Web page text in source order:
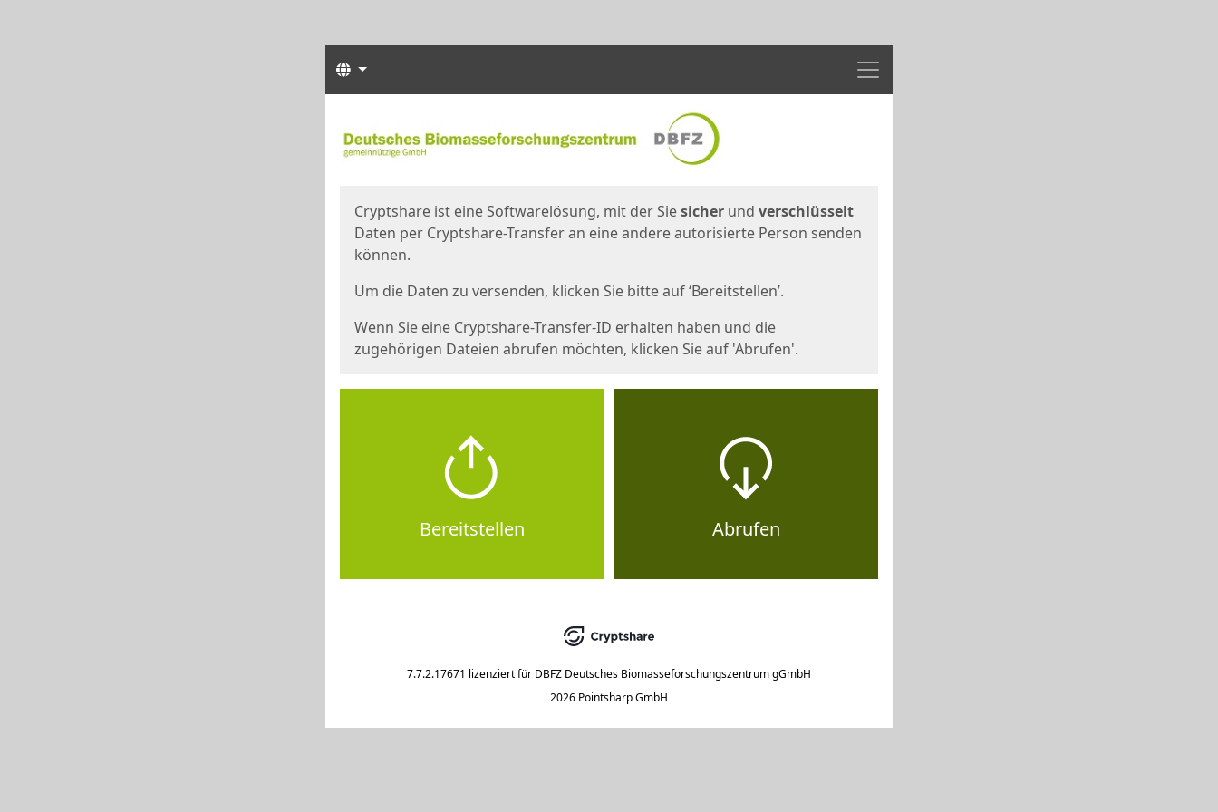
Menü
Sprachen
Cryptshare ist eine Softwarelösung, mit der Siesicher und verschlüsselt
Daten per Cryptshare-Transfer an eine andere autorisierte Person senden
können.
Um die Daten zu versenden, klicken Sie bitte auf ‘Bereitstellen’.
Wenn Sie eine Cryptshare-Transfer-ID erhalten haben und die
zugehörigen Dateien abrufen möchten, klicken Sie auf 'Abrufen'.
Bereitstellen Abrufen
7.7.2.17671 lizenziert für DBFZ Deutsches Biomasseforschungszentrum gGmbH
2026 Pointsharp GmbH